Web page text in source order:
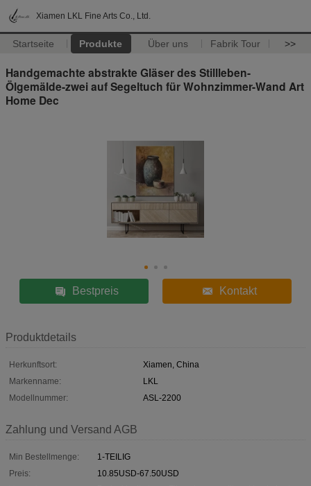
Xiamen LKL Fine Arts Co., Ltd.
Startseite Produkte Über uns Fabrik Tour >>
Handgemachte abstrakte Gläser des Stillleben-
Ölgemälde-zwei auf Segeltuch für Wohnzimmer-Wand Art
Home Dec
Bestpreis Kontakt
Produktdetails
Herkunftsort:
Xiamen, China
Markenname:
LKL
Modellnummer:
ASL-2200
Zahlung und Versand AGB
Min Bestellmenge:
1-TEILIG
Preis:
10.85USD-67.50USD